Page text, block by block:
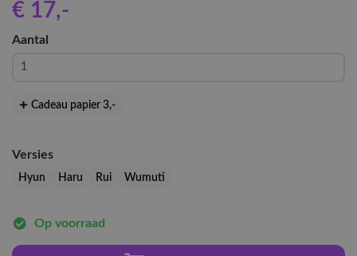
€ 17,-
Aantal
Cadeau papier 3,-
Versies
Hyun Haru Rui Wumuti
Op voorraad